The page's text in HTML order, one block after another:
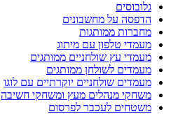
גלובוסים
הדפסה על מחשבונים
מחברות ממותגות
מעמדי טלפון עם מיתוג
מעמדי עץ שולחניים ממותגים
מעמדים לשולחן ממותגים
מעמדים שולחניים יוקרתיים עם לוגו
משחקי מנהלים מעץ ומשחקי חשיבה
משטחים לעכבר לפרסום